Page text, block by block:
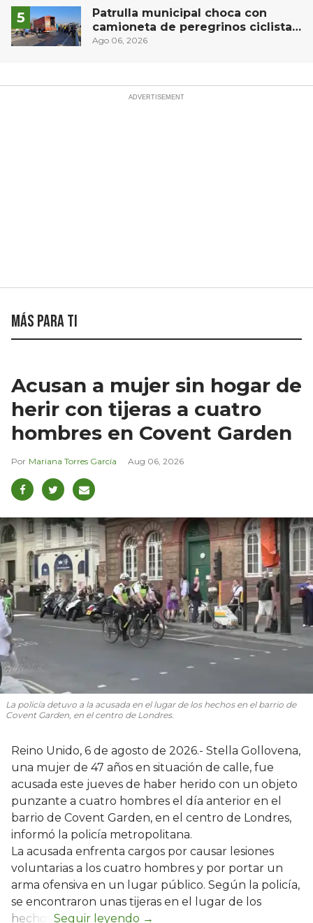
Patrulla municipal choca con
camioneta de peregrinos ciclistas
en la autopista México-Querétaro
Ago 06, 2026
Más para ti
Acusan a mujer sin hogar de
herir con tijeras a cuatro
hombres en Covent Garden
Mariana Torres García Aug 06, 2026
La policía detuvo a la acusada en el lugar de los hechos en el barrio de
Covent Garden, en el centro de Londres.
Reino Unido, 6 de agosto de 2026.- Stella Gollovena,
una mujer de 47 años en situación de calle, fue
acusada este jueves de haber herido con un objeto
punzante a cuatro hombres el día anterior en el
barrio de Covent Garden, en el centro de Londres,
informó la policía metropolitana.
La acusada enfrenta cargos por causar lesiones
voluntarias a los cuatro hombres y por portar un
arma ofensiva en un lugar público. Según la policía,
se encontraron unas tijeras en el lugar de los
hechos.